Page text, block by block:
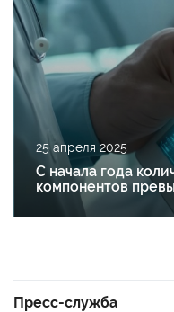
25 апреля 2025
С начала года
компонентов
Пресс-служба